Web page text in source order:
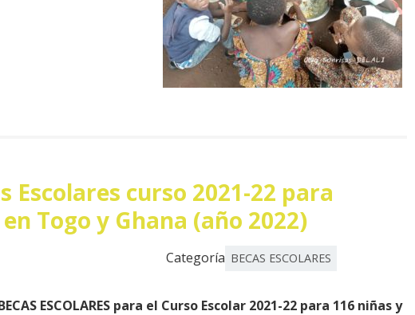
Escolares curso 2021-22 para
Togo y Ghana (año 2022)
Categoría BECAS ESCOLARES
ESCOLARES para el Curso Escolar 2021-22 para 116 niñas y